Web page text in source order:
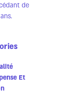
de
Et